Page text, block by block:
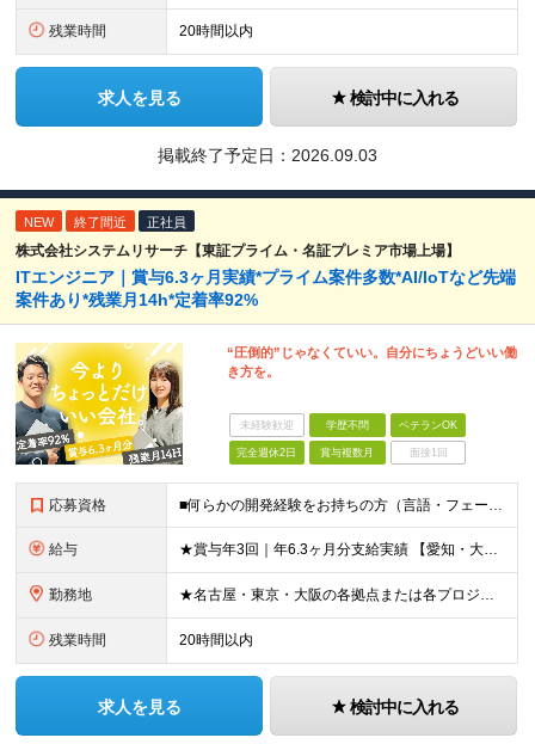
残業時間 20時間以内
求人を見る 検討中に入れる
掲載終了予定日： 2026.09.03
NEW 終了間近 正社員
株式会社システムリサーチ【東証プライム・名証プレミア市場上場】
ITエンジニア｜賞与6.3ヶ月実績*プライム案件多数*AI/IoTなど先端
案件あり*残業月14h*定着率92%
“圧倒的”じゃなくていい。自分にちょうどいい働
き方を。
未経験歓迎 学歴不問 ベテランOK
完全週休2日 賞与複数月 面接1回
応募資格 ■何らかの開発経験をお持ちの方（言語・フェーズ不問） ■学歴不問 ☆「運用保守経験しかない」「PMやPLに挑戦したいけど機会がない…」そんな方もOK！当社で経験を積んでいただけます！ ＼このような方
給与 ★賞与年3回｜年6.3ヶ月分支給実績 【愛知・大阪】 月給25.5万円～35万円＋各種手当＋賞与年2回＋業績賞与 ※上記には一律の地域手当2.5万円を含みます 【東京】 月給27万円～35万円＋各
勤務地 ★名古屋・東京・大阪の各拠点または各プロジェクト先での勤務となります （愛知、岐阜、東京、埼玉、千葉、神奈川、大阪、兵庫、京都など） ★U・Iターン歓迎！原則転勤なし ★リモートワーク対応案件もあり
残業時間 20時間以内
求人を見る 検討中に入れる